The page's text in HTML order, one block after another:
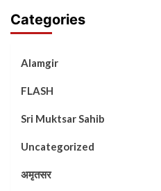
Categories
Alamgir
FLASH
Sri Muktsar Sahib
Uncategorized
अमृतसर